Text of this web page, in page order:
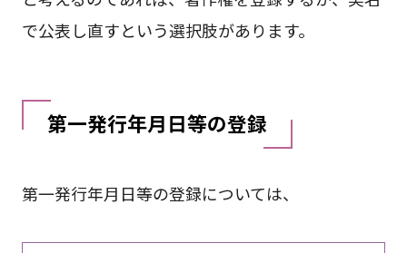
で公表し直すという選択肢があります。
第一発行年月日等の登録
第一発行年月日等の登録については、